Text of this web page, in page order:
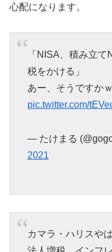
心配になります。
「NISA、積み立
税をかける」
あー、そうですか
pic.twitter.com/
— たけまる
2021
カマラ・ハリスやば